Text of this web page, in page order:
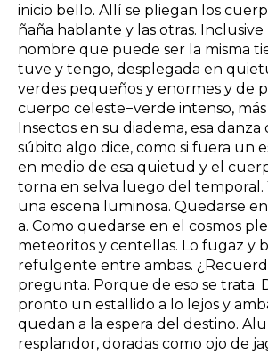
inicio bello. Allí se pliegan los
ñaña hablante y las otras. Inclusive
nombre que puede ser la misma
tuve y tengo, desplegada en
verdes pequeños y enormes y de
cuerpo celeste−verde intenso,
Insectos en su diadema, esa
súbito algo dice, como si fuera un
en medio de esa quietud y el
torna en selva luego del temporal.
una escena luminosa. Quedarse
a. Como quedarse en el cosmos
meteoritos y centellas. Lo fugaz y
refulgente entre ambas.
pregunta. Porque de eso se trata.
pronto un estallido a lo lejos y
quedan a la espera del destino.
resplandor, doradas como ojo de